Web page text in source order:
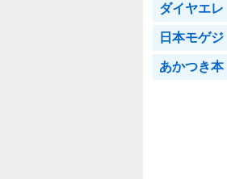
ダイヤエレ
日本モゲジ
あかつき本